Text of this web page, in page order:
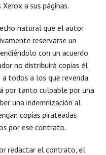
a sus páginas.
natural que el autor
reservarse un
con un acuerdo
no distribuirá copias él
todos a los que revenda
por tanto culpable por una
una indemnización al
copias pirateadas
por ese contrato.
redactar el contrato, el